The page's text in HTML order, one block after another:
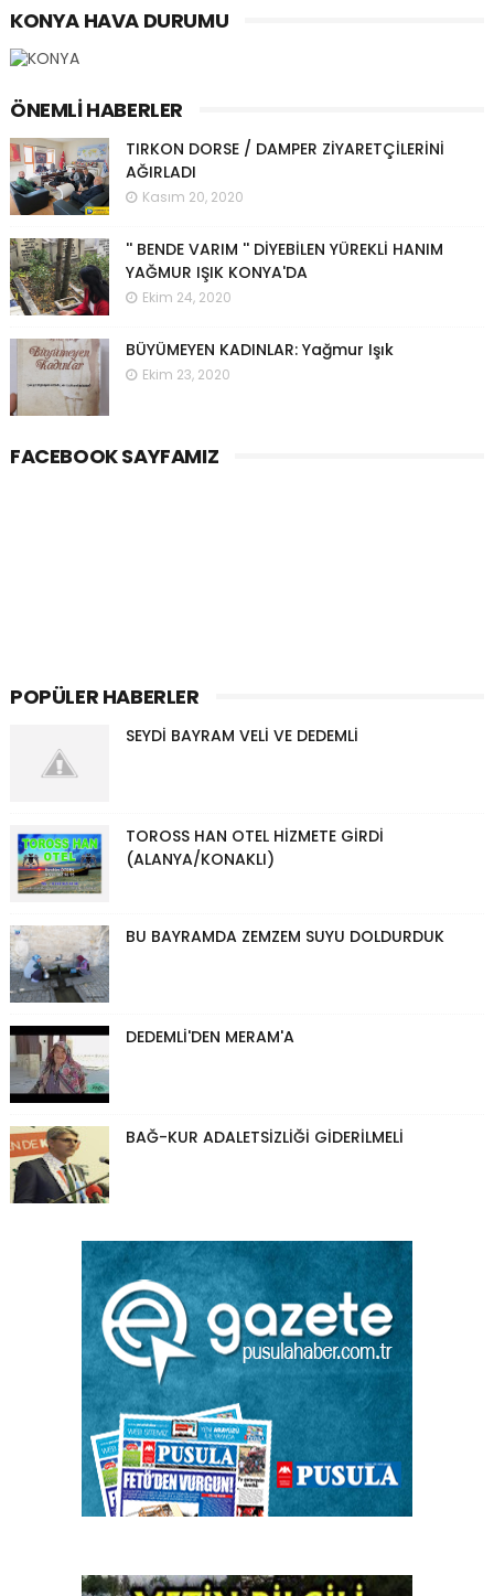
KONYA HAVA DURUMU
ÖNEMLI HABERLER
TIRKON DORSE / DAMPER ZİYARETÇİLERİNİ
AĞIRLADI
Kasım 20, 2020
'' BENDE VARIM '' DİYEBİLEN YÜREKLİ HANIM
YAĞMUR IŞIK KONYA'DA
Ekim 24, 2020
BÜYÜMEYEN KADINLAR: Yağmur Işık
Ekim 23, 2020
FACEBOOK SAYFAMIZ
POPÜLER HABERLER
SEYDİ BAYRAM VELİ VE DEDEMLİ
TOROSS HAN OTEL HİZMETE GİRDİ
(ALANYA/KONAKLI)
BU BAYRAMDA ZEMZEM SUYU DOLDURDUK
DEDEMLİ'DEN MERAM'A
BAĞ-KUR ADALETSİZLİĞİ GİDERİLMELİ